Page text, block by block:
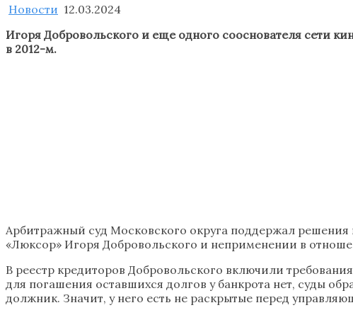
Новости 12.03.2024
Игоря Добровольского и еще одного сооснователя сети
в 2012-м.
Арбитражный суд Московского округа поддержал решения
«Люксор» Игоря Добровольского и неприменении в
В реестр кредиторов Добровольского включили
для погашения оставшихся долгов у банкрота нет, суды
должник. Значит, у него есть не раскрытые перед